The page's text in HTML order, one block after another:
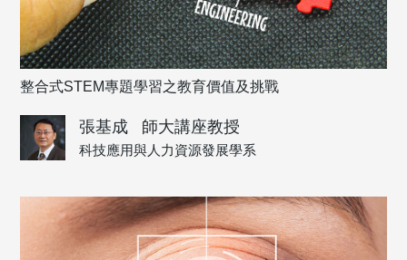
整合式STEM專題學習之教育價值及挑戰
張基成 師大講座教授
科技應用與人力資源發展學系